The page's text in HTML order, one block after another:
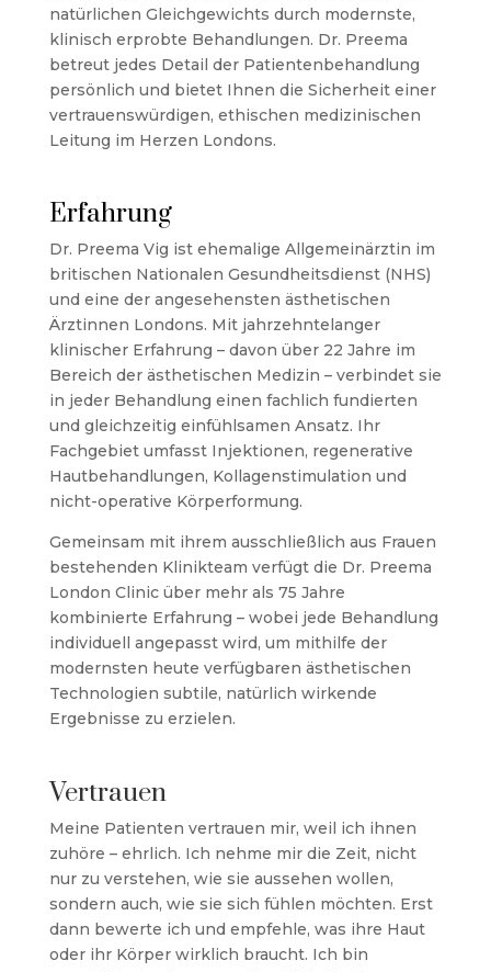
natürlichen Gleichgewichts durch modernste,
klinisch erprobte Behandlungen. Dr. Preema
betreut jedes Detail der Patientenbehandlung
persönlich und bietet Ihnen die Sicherheit einer
vertrauenswürdigen, ethischen medizinischen
Leitung im Herzen Londons.
Erfahrung
Dr. Preema Vig ist ehemalige Allgemeinärztin im
britischen Nationalen Gesundheitsdienst (NHS)
und eine der angesehensten ästhetischen
Ärztinnen Londons. Mit jahrzehntelanger
klinischer Erfahrung – davon über 22 Jahre im
Bereich der ästhetischen Medizin – verbindet sie
in jeder Behandlung einen fachlich fundierten
und gleichzeitig einfühlsamen Ansatz. Ihr
Fachgebiet umfasst Injektionen, regenerative
Hautbehandlungen, Kollagenstimulation und
nicht-operative Körperformung.
Gemeinsam mit ihrem ausschließlich aus Frauen
bestehenden Klinikteam verfügt die Dr. Preema
London Clinic über mehr als 75 Jahre
kombinierte Erfahrung – wobei jede Behandlung
individuell angepasst wird, um mithilfe der
modernsten heute verfügbaren ästhetischen
Technologien subtile, natürlich wirkende
Ergebnisse zu erzielen.
Vertrauen
Meine Patienten vertrauen mir, weil ich ihnen
zuhöre – ehrlich. Ich nehme mir die Zeit, nicht
nur zu verstehen, wie sie aussehen wollen,
sondern auch, wie sie sich fühlen möchten. Erst
dann bewerte ich und empfehle, was ihre Haut
oder ihr Körper wirklich braucht. Ich bin